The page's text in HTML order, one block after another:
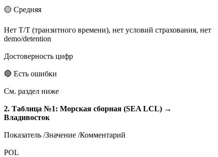
🟡 Средняя
Нет T/T (транзитного времени), нет условий страхования, нет
demo/detention
Достоверность цифр
🔴 Есть ошибки
См. раздел ниже
2. Таблица №1: Морская сборная (SEA LCL) →
Владивосток
Показатель /Значение /Комментарий
POL